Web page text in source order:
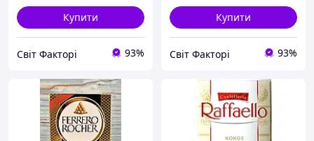
Купити
Світ Факторі 93%
Купити
Світ Факторі 93%